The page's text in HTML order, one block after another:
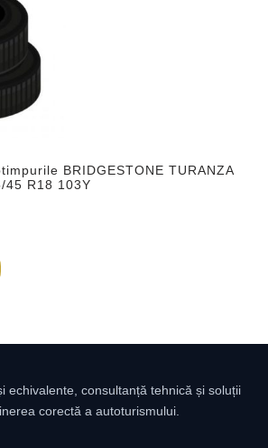
BRIDGESTONE TURANZA
45 R18 103Y
echivalente, consultanță tehnică și soluții
corectă a autoturismului.